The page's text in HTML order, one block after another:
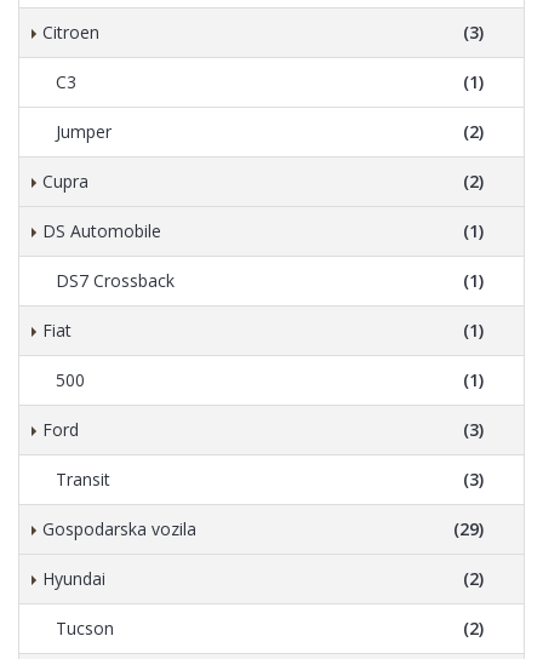
Citroen (3)
C3 (1)
Jumper (2)
Cupra (2)
DS Automobile (1)
DS7 Crossback (1)
Fiat (1)
500 (1)
Ford (3)
Transit (3)
Gospodarska vozila (29)
Hyundai (2)
Tucson (2)